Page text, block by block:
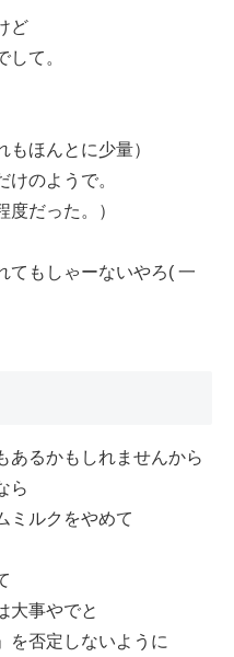
ど
して。
ほんとに少量）
のようで。
度だった。）
てもしゃーないやろ( 一
あるかもしれませんから
ら
ミルクをやめて
大事やでと
を否定しないように